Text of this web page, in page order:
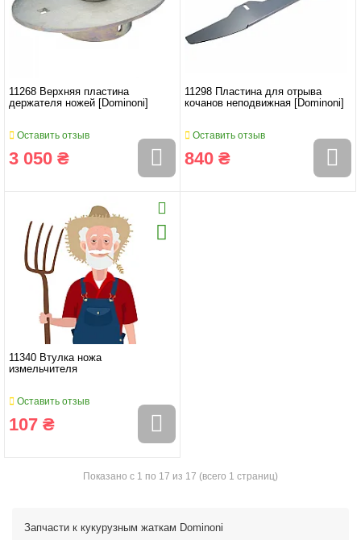
11268 Верхняя пластина
держателя ножей [Dominoni]
Оставить отзыв
3 050 ₴
11298 Пластина для отрыва
кочанов неподвижная [Dominoni]
Оставить отзыв
840 ₴
11340 Втулка ножа
измельчителя
Оставить отзыв
107 ₴
Показано с 1 по 17 из 17 (всего 1 страниц)
Запчасти к кукурузным жаткам Dominoni